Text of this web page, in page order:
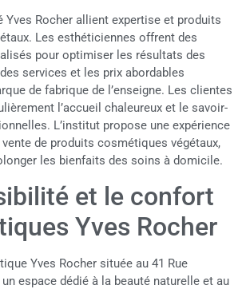
Yves Rocher allient expertise et produits
Les esthéticiennes offrent des
pour optimiser les résultats des
services et les prix abordables
de fabrique de l’enseigne. Les clientes
l’accueil chaleureux et le savoir-
L’institut propose une expérience
de produits cosmétiques végétaux,
les bienfaits des soins à domicile.
et le confort
Yves Rocher
Yves Rocher située au 41 Rue
espace dédié à la beauté naturelle et au